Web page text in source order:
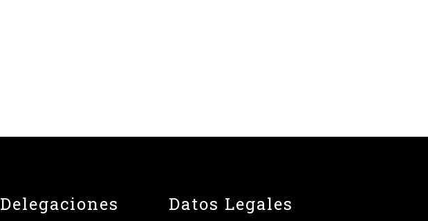
Delegaciones Datos Legales